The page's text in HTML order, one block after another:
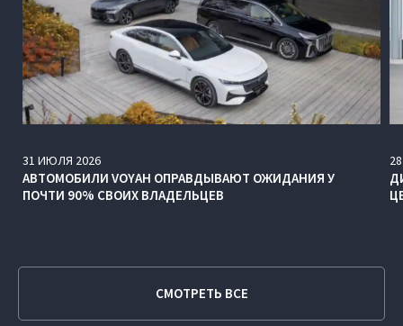
31 ИЮЛЯ 2026
АВТОМОБИЛИ VOYAH ОПРАВДЫВАЮТ ОЖИДАНИЯ У
ПОЧТИ 90% СВОИХ ВЛАДЕЛЬЦЕВ
28
СМОТРЕТЬ ВСЕ